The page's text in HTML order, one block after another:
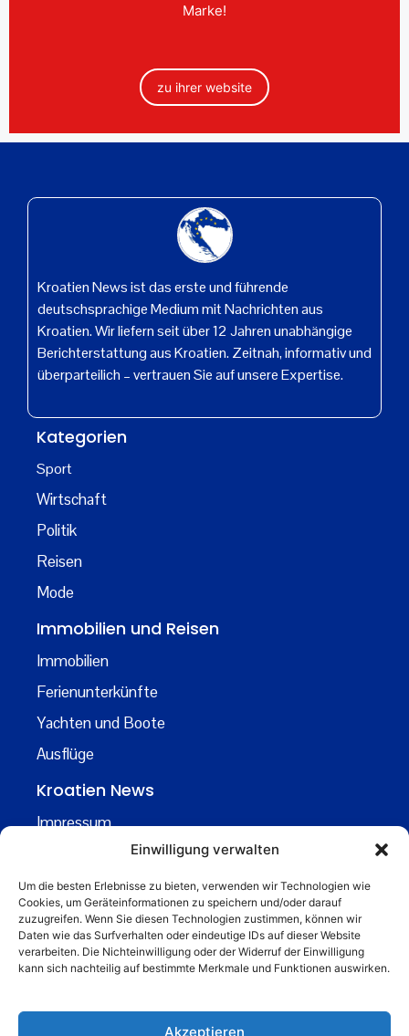
Einwilligung verwalten
Um die besten Erlebnisse zu bieten, verwenden wir Technologien wie
Cookies, um Geräteinformationen zu speichern und/oder darauf
zuzugreifen. Wenn Sie diesen Technologien zustimmen, können wir
Daten wie das Surfverhalten oder eindeutige IDs auf dieser Website
verarbeiten. Die Nichteinwilligung oder der Widerruf der Einwilligung
kann sich nachteilig auf bestimmte Merkmale und Funktionen auswirken.
Akzeptieren
Marke!
zu ihrer website
Kroatien News ist das erste und führende
deutschsprachige Medium mit Nachrichten aus
Kroatien. Wir liefern seit über 12 Jahren unabhängige
Berichterstattung aus Kroatien. Zeitnah, informativ und
überparteilich – vertrauen Sie auf unsere Expertise.
Kategorien
Sport
Wirtschaft
Politik
Reisen
Mode
Immobilien und Reisen
Immobilien
Ferienunterkünfte
Yachten und Boote
Ausflüge
Kroatien News
Impressum
Kontakt
Über uns
Business